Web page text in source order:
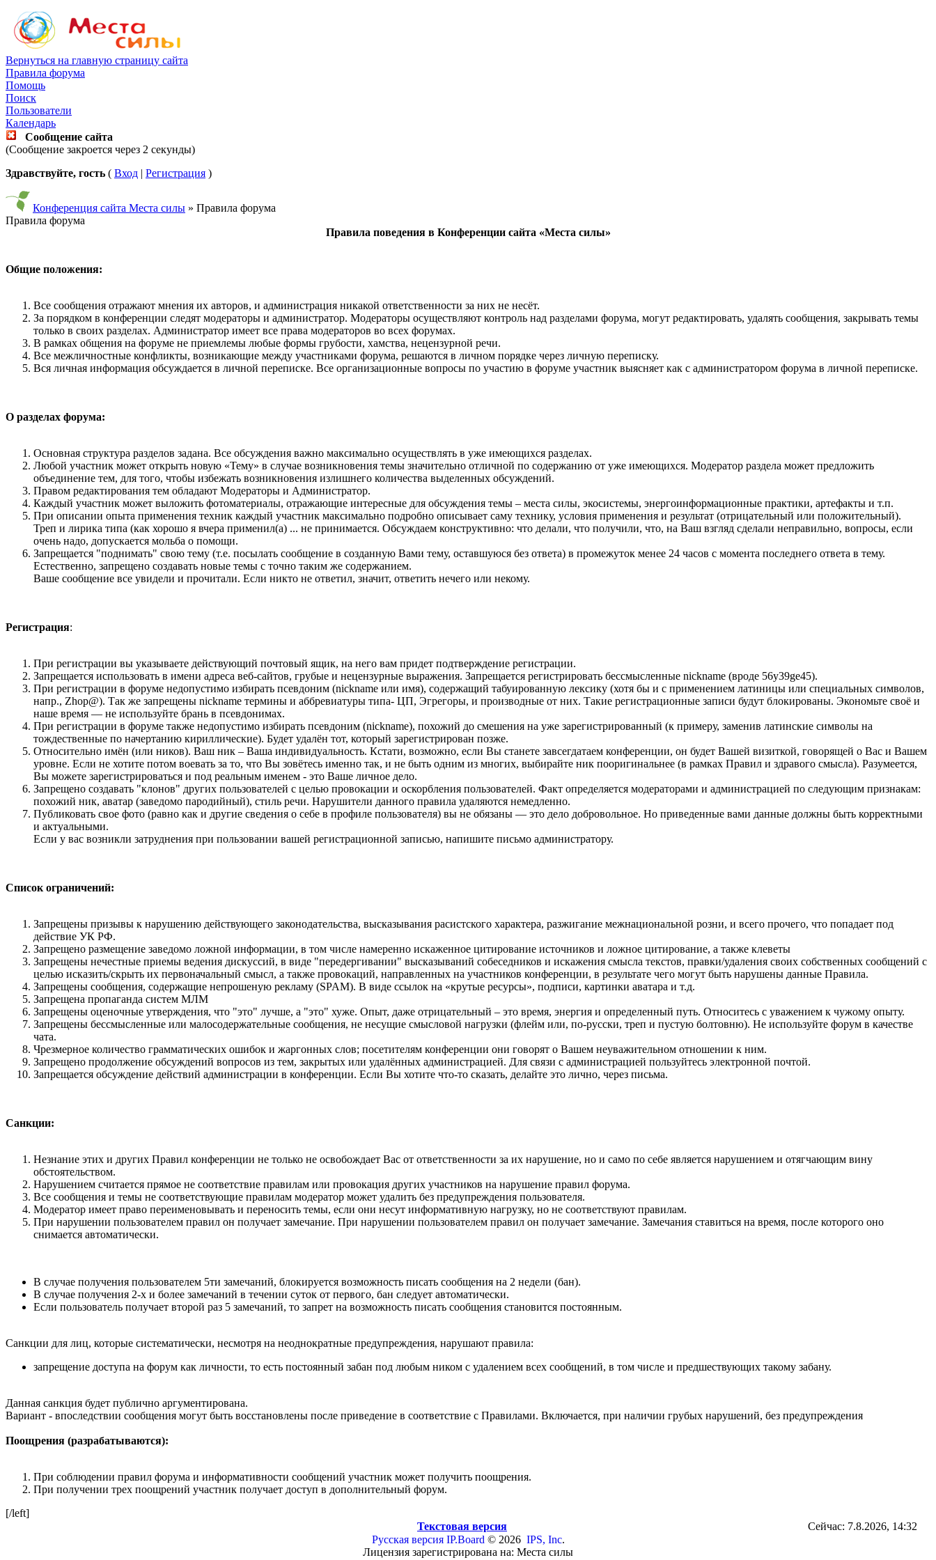
Вернуться на главную страницу сайта
Правила форума
Помощь
Поиск
Пользователи
Календарь
Сообщение сайта
(Сообщение закроется через 2 секунды)
Здравствуйте, гость ( Вход | Регистрация )
Конференция сайта Места силы » Правила форума
Правила форума
Правила поведения в Конференции сайта «Места силы»
Общие положения:
Все сообщения отражают мнения их авторов, и администрация никакой ответственности за них не несёт.
За порядком в конференции следят модераторы и администратор. Модераторы осуществляют контроль над разделами форума, могут редактировать, удалять сообщения, закрывать темы
только в своих разделах. Администратор имеет все права модераторов во всех форумах.
В рамках общения на форуме не приемлемы любые формы грубости, хамства, нецензурной речи.
Все межличностные конфликты, возникающие между участниками форума, решаются в личном порядке через личную переписку.
Вся личная информация обсуждается в личной переписке. Все организационные вопросы по участию в форуме участник выясняет как с администратором форума в личной переписке.
О разделах форума:
Основная структура разделов задана. Все обсуждения важно максимально осуществлять в уже имеющихся разделах.
Любой участник может открыть новую «Тему» в случае возникновения темы значительно отличной по содержанию от уже имеющихся. Модератор раздела может предложить
объединение тем, для того, чтобы избежать возникновения излишнего количества выделенных обсуждений.
Правом редактирования тем обладают Модераторы и Администратор.
Каждый участник может выложить фотоматериалы, отражающие интересные для обсуждения темы – места силы, экосистемы, энергоинформационные практики, артефакты и т.п.
При описании опыта применения техник каждый участник максимально подробно описывает саму технику, условия применения и результат (отрицательный или положительный).
Треп и лирика типа (как хорошо я вчера применил(а) ... не принимается. Обсуждаем конструктивно: что делали, что получили, что, на Ваш взгляд сделали неправильно, вопросы, если
очень надо, допускается мольба о помощи.
Запрещается "поднимать" свою тему (т.е. посылать сообщение в созданную Вами тему, оставшуюся без ответа) в промежуток менее 24 часов с момента последнего ответа в тему.
Естественно, запрещено создавать новые темы с точно таким же содержанием.
Ваше сообщение все увидели и прочитали. Если никто не ответил, значит, ответить нечего или некому.
Регистрация:
При регистрации вы указываете действующий почтовый ящик, на него вам придет подтверждение регистрации.
Запрещается использовать в имени адреса веб-сайтов, грубые и нецензурные выражения. Запрещается регистрировать бессмысленные nickname (вроде 56y39ge45).
При регистрации в форуме недопустимо избирать псевдоним (nickname или имя), содержащий табуированную лексику (хотя бы и с применением латиницы или специальных символов,
напр., Zhop@). Так же запрещены nickname термины и аббревиатуры типа- ЦП, Эгрегоры, и производные от них. Такие регистрационные записи будут блокированы. Экономьте своё и
наше время — не используйте брань в псевдонимах.
При регистрации в форуме также недопустимо избирать псевдоним (nickname), похожий до смешения на уже зарегистрированный (к примеру, заменив латинские символы на
тождественные по начертанию кириллические). Будет удалён тот, который зарегистрирован позже.
Относительно имён (или ников). Ваш ник – Ваша индивидуальность. Кстати, возможно, если Вы станете завсегдатаем конференции, он будет Вашей визиткой, говорящей о Вас и Вашем
уровне. Если не хотите потом воевать за то, что Вы зовётесь именно так, и не быть одним из многих, выбирайте ник пооригинальнее (в рамках Правил и здравого смысла). Разумеется,
Вы можете зарегистрироваться и под реальным именем - это Ваше личное дело.
Запрещено создавать "клонов" других пользователей с целью провокации и оскорбления пользователей. Факт определяется модераторами и администрацией по следующим признакам:
похожий ник, аватар (заведомо пародийный), стиль речи. Нарушители данного правила удаляются немедленно.
Публиковать свое фото (равно как и другие сведения о себе в профиле пользователя) вы не обязаны — это дело добровольное. Но приведенные вами данные должны быть корректными
и актуальными.
Если у вас возникли затруднения при пользовании вашей регистрационной записью, напишите письмо администратору.
Список ограничений:
Запрещены призывы к наpyшению действующего законодательства, высказывания расистского характера, разжигание межнациональной розни, и всего прочего, что попадает под
действие УК РФ.
Запрещено размещение заведомо ложной информации, в том числе намеренно искаженное цитирование источников и ложное цитирование, а также клеветы
Запрещены нечестные приемы ведения дискуссий, в виде "передергивании" высказываний собеседников и искажения смысла текстов, правки/удаления своих собственных сообщений с
целью исказить/скрыть их первоначальный смысл, а также провокаций, направленных на участников конференции, в результате чего могут быть нарушены данные Правила.
Запрещены сообщения, содержащие непрошеную рекламу (SPAM). В виде ссылок на «крутые ресурсы», подписи, картинки аватара и т.д.
Запрещена пропаганда систем МЛМ
Запрещены оценочные утверждения, что "это" лучше, а "это" хуже. Опыт, даже отрицательный – это время, энергия и определенный путь. Относитесь с уважением к чужому опыту.
Запрещены бессмысленные или малосодержательные сообщения, не несущие смысловой нагрузки (флейм или, по-русски, треп и пустую болтовню). Не используйте форум в качестве
чата.
Чpезмеpное количество грамматических ошибок и жаргонных слов; посетителям конференции они говорят о Вашем неуважительном отношении к ним.
Запрещено продолжение обсуждений вопросов из тем, закрытых или удалённых администрацией. Для связи с администрацией пользуйтесь электронной почтой.
Запрещается обсуждение действий администрации в конференции. Если Вы хотите что-то сказать, делайте это лично, через письма.
Санкции:
Незнание этих и других Правил конференции не только не освобождает Вас от ответственности за их нарушение, но и само по себе является нарушением и отягчающим вину
обстоятельством.
Нарушением считается прямое не соответствие правилам или провокация других участников на нарушение правил форума.
Все сообщения и темы не соответствующие правилам модератор может удалить без предупреждения пользователя.
Модератор имеет право переименовывать и переносить темы, если они несут информативную нагрузку, но не соответствуют правилам.
При нарушении пользователем правил он получает замечание. При нарушении пользователем правил он получает замечание. Замечания ставиться на время, после которого оно
снимается автоматически.
В случае получения пользователем 5ти замечаний, блокируется возможность писать сообщения на 2 недели (бан).
В случае получения 2-х и более замечаний в течении суток от первого, бан следует автоматически.
Если пользователь получает второй раз 5 замечаний, то запрет на возможность писать сообщения становится постоянным.
Санкции для лиц, которые систематически, несмотря на неоднократные предупреждения, нарушают правила:
запрещение доступа на форум как личности, то есть постоянный забан под любым ником с удалением всех сообщений, в том числе и предшествующих такому забану.
Данная санкция будет публично аргументирована.
Вариант - впоследствии сообщения могут быть восстановлены после приведение в соответствие с Правилами. Включается, при наличии грубых нарушений, без предупреждения
Поощрения (разрабатываются):
При соблюдении правил форума и информативности сообщений участник может получить поощрения.
При получении трех поощрений участник получает доступ в дополнительный форум.
[/left]
Текстовая версия
Сейчас: 7.8.2026, 14:32
Русская версия IP.Board © 2026 IPS, Inc.
Лицензия зарегистрирована на: Места силы